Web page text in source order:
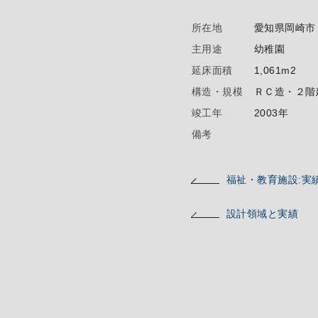
所在地
愛知県岡崎市
主用途
幼稚園
延床面積
1,061m2
構造・規模
ＲＣ造・２階
竣工年
2003年
備考
福祉・教育施設:実
設計領域と実績